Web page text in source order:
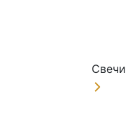
Свечи